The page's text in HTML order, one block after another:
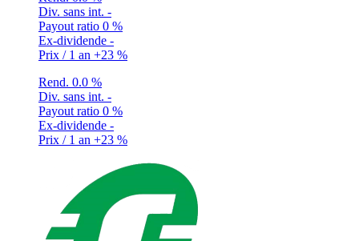
Div. sans int. -
Payout ratio 0 %
Ex-dividende -
Prix / 1 an +23 %
Rend. 0.0 %
Div. sans int. -
Payout ratio 0 %
Ex-dividende -
Prix / 1 an +23 %